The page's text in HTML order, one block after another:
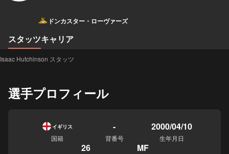
ドンカスター・ローヴァーズ
スタッツキャリア
Isaac Hutchinson スタッツ
選手プロフィール
イギリス
国籍
-
背番号
2000/04/10
生年月日
26 MF